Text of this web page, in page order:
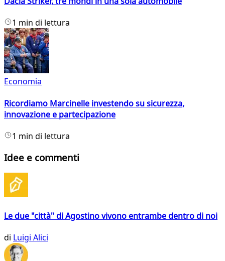
1 min di lettura
Economia
Ricordiamo Marcinelle investendo su sicurezza,
innovazione e partecipazione
1 min di lettura
Idee e commenti
Le due "città" di Agostino vivono entrambe dentro di noi
di Luigi Alici